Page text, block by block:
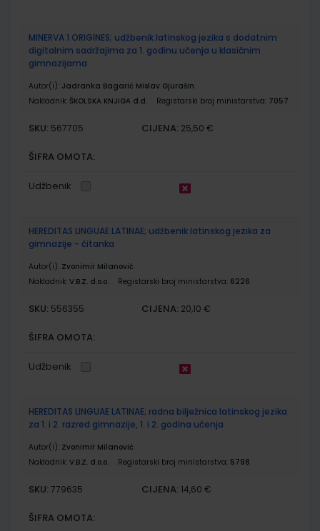
MINERVA 1 ORIGINES; udžbenik latinskog jezika s dodatnim
digitalnim sadržajima za 1. godinu učenja u klasičnim
gimnazijama
Autor(i): Jadranka Bagarić Mislav Gjurašin
Nakladnik: ŠKOLSKA KNJIGA d.d. Registarski broj ministarstva: 7057
SKU: 567705 CIJENA: 25,50 €
ŠIFRA OMOTA:
Udžbenik
HEREDITAS LINGUAE LATINAE; udžbenik latinskog jezika za
gimnazije - čitanka
Autor(i): Zvonimir Milanović
Nakladnik: V.B.Z. d.o.o. Registarski broj ministarstva: 6226
SKU: 556355 CIJENA: 20,10 €
ŠIFRA OMOTA:
Udžbenik
HEREDITAS LINGUAE LATINAE; radna bilježnica latinskog jezika
za 1. i 2. razred gimnazije, 1. i 2. godina učenja
Autor(i): Zvonimir Milanović
Nakladnik: V.B.Z. d.o.o. Registarski broj ministarstva: 5798
SKU: 779635 CIJENA: 14,60 €
ŠIFRA OMOTA: